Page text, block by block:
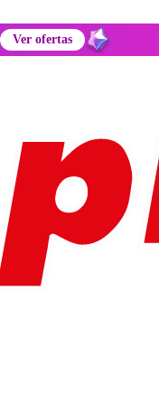
Ver ofertas